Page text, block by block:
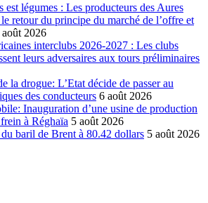
est légumes : Les producteurs des Aures
retour du principe du marché de l’offre et
août 2026
interclubs 2026-2027 : Les clubs
leurs adversaires aux tours préliminaires
la drogue: L’Etat décide de passer au
des conducteurs 6 août 2026
Inauguration d’une usine de production
à Réghaïa 5 août 2026
baril de Brent à 80.42 dollars 5 août 2026